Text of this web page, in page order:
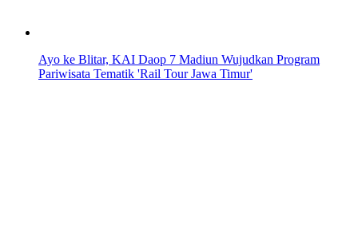
Ayo ke Blitar, KAI Daop 7 Madiun Wujudkan Program
Pariwisata Tematik 'Rail Tour Jawa Timur'